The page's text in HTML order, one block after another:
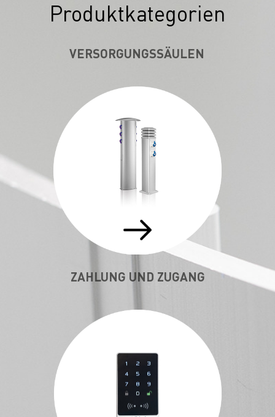
Produktkategorien
VERSORGUNGSSÄULEN
ZAHLUNG UND ZUGANG